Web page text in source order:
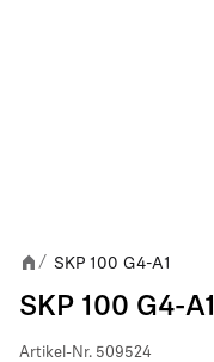
/ SKP 100 G4-A1
SKP 100 G4-A1
Artikel-Nr. 509524